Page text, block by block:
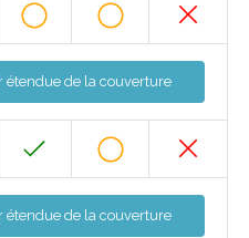
étendue de la couverture
étendue de la couverture